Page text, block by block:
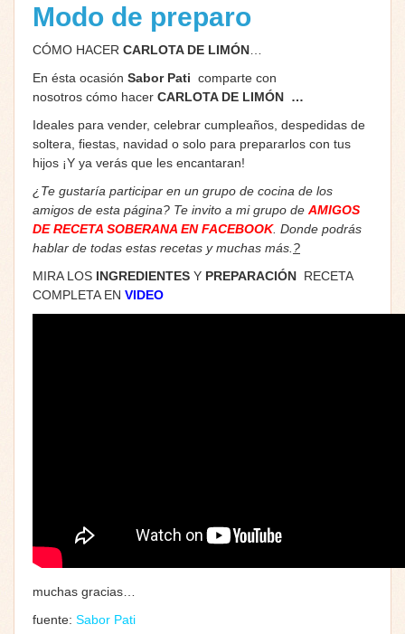
Modo de preparo
CÓMO HACER CARLOTA DE LIMÓN
En ésta ocasión Sabor Pati comparte con
nosotros cómo hacer CARLOTA DE LIMÓN …
Ideales para vender, celebrar cumpleaños, despedidas de
soltera, fiestas, navidad o solo para prepararlos con tus
hijos ¡Y ya verás que les encantaran!
¿Te gustaría participar en un grupo de cocina de los
amigos de esta página? Te invito a mi grupo de AMIGOS
DE RECETA SOBERANA EN FACEBOOK. Donde podrás
hablar de todas estas recetas y muchas más. ?
MIRA LOS INGREDIENTES Y PREPARACIÓN RECETA
COMPLETA EN VIDEO
muchas gracias…
fuente: Sabor Pati